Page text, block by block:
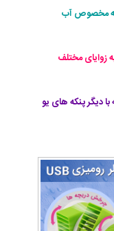
مخصوص آب
دیگر پنکه های یو